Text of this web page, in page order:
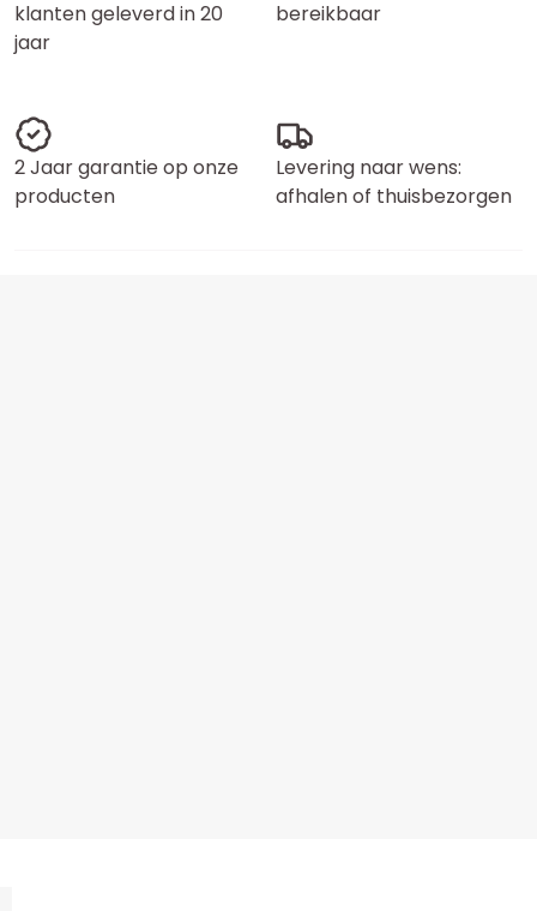
klanten geleverd in 20
jaar
bereikbaar
2 Jaar garantie op onze
producten
Levering naar wens:
afhalen of thuisbezorgen